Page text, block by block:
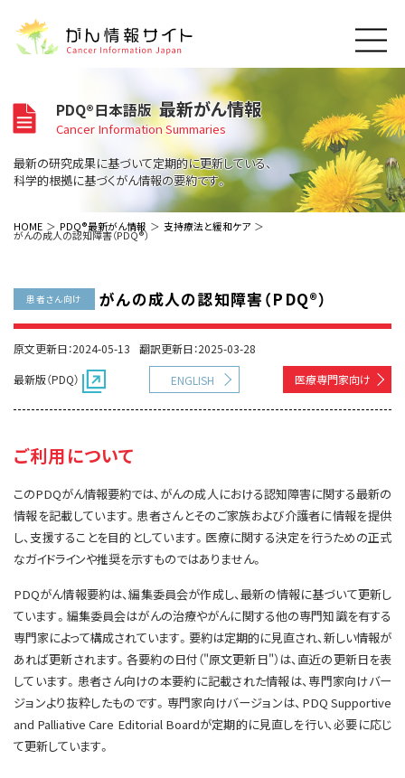
About Cancer Information Japan
プライバシーポリシー
お問い合わせ
寄附・協賛のお願い
沿革
関連リンク
がんの種類
Cancer Types
眼
呼吸器
泌尿器
婦人科
骨軟部
AIDs関連
内分泌
支持療法と緩和ケア
補完代替医療
最新がん情報
Summaries
治療（小児）
スクリーニング（検診）
統合、代替、補完療法
がん用語辞書
Dictionary
お知らせ一覧
PDQ®日本語版最新がん情報
Cancer Information Summaries
最新の研究成果に基づいて定期的に更新している、
科学的根拠に基づくがん情報の要約です。
HOME PDQ®最新がん情報 支持療法と緩和ケア
がんの成人の認知障害（PDQ®）
患者さん向け がんの成人の認知障害（PDQ®）
原文更新日：2024-05-13
翻訳更新日：2025-03-28
最新版（PDQ）
ENGLISH 医療専門家向け
ご利用について
このPDQがん情報要約では、がんの成人における認知障害に関する最新の
情報を記載しています。患者さんとそのご家族および介護者に情報を提供
し、支援することを目的としています。医療に関する決定を行うための正式
なガイドラインや推奨を示すものではありません。
PDQがん情報要約は、編集委員会が作成し、最新の情報に基づいて更新し
ています。編集委員会はがんの治療やがんに関する他の専門知識を有する
専門家によって構成されています。要約は定期的に見直され、新しい情報が
あれば更新されます。各要約の日付（"原文更新日"）は、直近の更新日を表
しています。患者さん向けの本要約に記載された情報は、専門家向けバー
ジョンより抜粋したものです。専門家向けバージョンは、PDQ Supportive
and Palliative Care Editorial Boardが定期的に見直しを行い、必要に応じ
て更新しています。